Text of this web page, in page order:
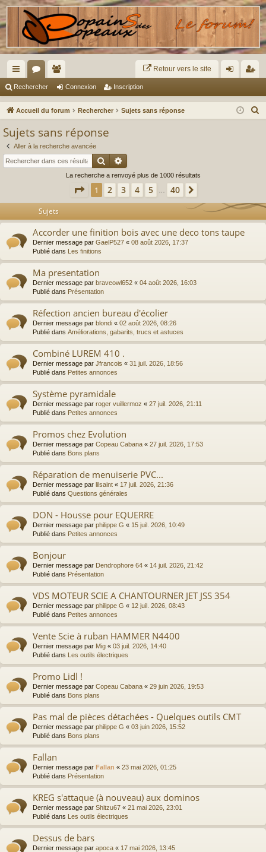
ac
co
ci
s
or
u m
Retour vers le site
ne cri
Rechercher Connexion Inscription
Accueil du forum Rechercher Sujets sans réponse
Sujets sans réponse
Aller à la recherche avancée
Rechercher
Recherche avancée
La recherche a renvoyé plus de 1000 résultats
Page 1sur 40
1 2 3 4 5 40
Sujets
Accorder une finition bois avec une deco tons taupe
Dernier message par GaelP527 « 08 août 2026, 17:37
Publié dans Les finitions
Ma presentation
Dernier message par braveowl652 « 04 août 2026, 16:03
Publié dans Présentation
Réfection ancien bureau d'écolier
Dernier message par blondi « 02 août 2026, 08:26
Publié dans Améliorations, gabarits, trucs et astuces
Combiné LUREM 410 .
Dernier message par Jfrancois « 31 juil. 2026, 18:56
Publié dans Petites annonces
Système pyramidale
Dernier message par roger vuillermoz « 27 juil. 2026, 21:11
Publié dans Petites annonces
Promos chez Evolution
Dernier message par Copeau Cabana « 27 juil. 2026, 17:53
Publié dans Bons plans
Réparation de menuiserie PVC...
Dernier message par lilsaint « 17 juil. 2026, 21:36
Publié dans Questions générales
DON - Housse pour EQUERRE
Dernier message par philippe G « 15 juil. 2026, 10:49
Publié dans Petites annonces
Bonjour
Dernier message par Dendrophore 64 « 14 juil. 2026, 21:42
Publié dans Présentation
VDS MOTEUR SCIE A CHANTOURNER JET JSS 354
Dernier message par philippe G « 12 juil. 2026, 08:43
Publié dans Petites annonces
Vente Scie à ruban HAMMER N4400
Dernier message par Mig « 03 juil. 2026, 14:40
Publié dans Les outils électriques
Promo Lidl !
Dernier message par Copeau Cabana « 29 juin 2026, 19:53
Publié dans Bons plans
Pas mal de pièces détachées - Quelques outils CMT
Dernier message par philippe G « 03 juin 2026, 15:52
Publié dans Bons plans
Fallan
Dernier message par Fallan « 23 mai 2026, 01:25
Publié dans Présentation
KREG s'attaque (à nouveau) aux dominos
Dernier message par Shitzu67 « 21 mai 2026, 23:01
Publié dans Les outils électriques
Dessus de bars
Dernier message par apoca « 17 mai 2026, 13:45